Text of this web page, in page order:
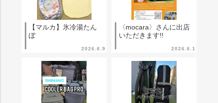
2026.6.9
【マルカ】氷冷湯たん
ぽ
2026.6.1
〈mocara〉さんに出店
いただきます!!